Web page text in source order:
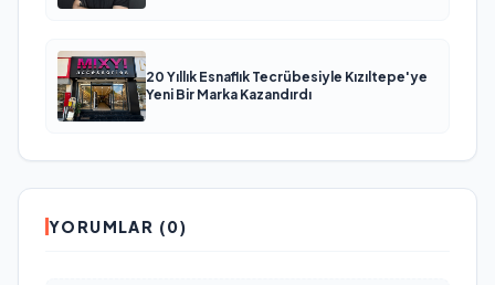
20 Yıllık Esnaflık Tecrübesiyle Kızıltepe'ye
Yeni Bir Marka Kazandırdı
YORUMLAR (0)